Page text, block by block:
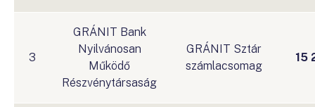
3
GRÁNIT Bank
Nyilvánosan
Működő
Részvénytársaság
GRÁNIT Sztár
számlacsomag
15